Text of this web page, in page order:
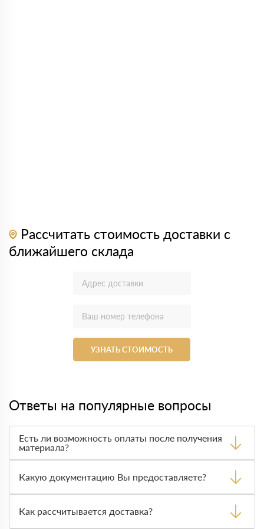
Рассчитать стоимость доставки с
ближайшего склада
УЗНАТЬ СТОИМОСТЬ
Ответы на популярные вопросы
Есть ли возможность оплаты после получения
материала?
оплата по факту получения товара. При этом, если
доставленный товар был ненадлежащего качества, то
Вы вправе от него отказаться.
Какую документацию Вы предоставляете?
сертификаты и паспорта качества, а также товарно-
транспортную накладную.
Как рассчитывается доставка?